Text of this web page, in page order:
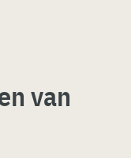
van